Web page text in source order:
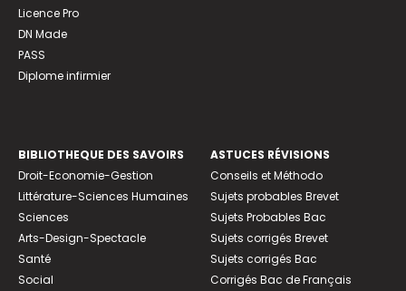
Licence Pro
DN Made
PASS
Diplome infirmier
BIBLIOTHEQUE DES SAVOIRS
Droit-Economie-Gestion
Littérature-Sciences Humaines
Sciences
Arts-Design-Spectacle
Santé
Social
ASTUCES RÉVISIONS
Conseils et Méthodo
Sujets probables Brevet
Sujets Probables Bac
Sujets corrigés Brevet
Sujets corrigés Bac
Corrigés Bac de Français